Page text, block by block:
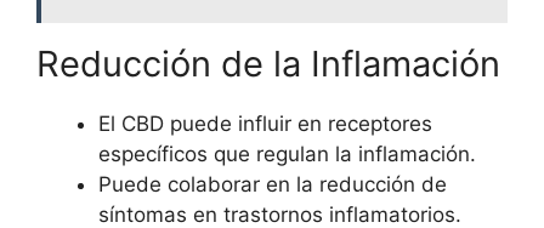
Reducción de la Inflamación
El CBD puede influir en receptores
específicos que regulan la inflamación.
Puede colaborar en la reducción de
síntomas en trastornos inflamatorios.